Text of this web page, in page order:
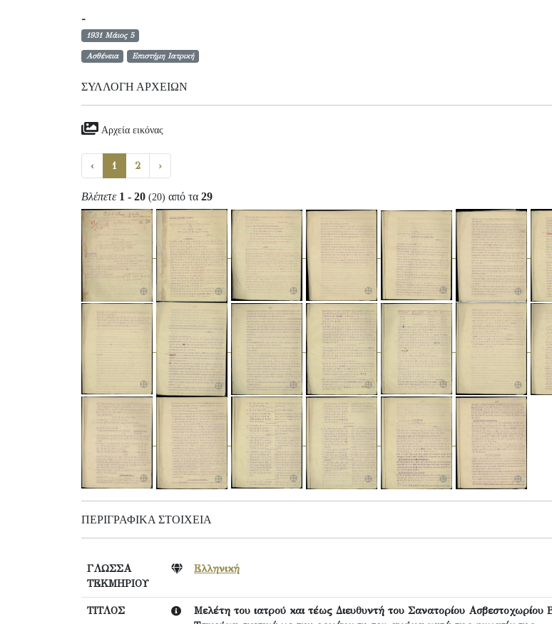
-
1931 Μάιος 5
Ασθένεια Επιστήμη Ιατρική
ΣΥΛΛΟΓΉ ΑΡΧΕΊΩΝ
Αρχεία εικόνας
‹ 1 2 ›
Βλέπετε 1 - 20 (20) από τα 29
ΠΕΡΙΓΡΑΦΙΚΆ ΣΤΟΙΧΕΊΑ
ΓΛΩΣΣΑ
ΤΕΚΜΗΡΙΟΥ
Ελληνική
ΤΙΤΛΟΣ
Μελέτη του ιατρού και τέως Διευθυντή του Σανατορίου Ασβεστοχωρίου